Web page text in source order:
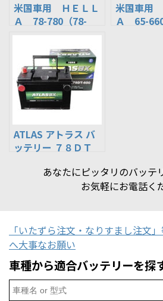
米国車用 ＨＥＬＬ
Ａ 78-780（78-
6MF、EX78、UPM-
78、78-7MF、78-
710、78-600互換）
バッテリー
米国車用
Ａ 65-
ATLAS アトラス バ
ッテリー ７８ＤＴ
あなたにピッタリのバッテ
お気軽にお電話く
「いたずら注文・なりすまし注文
へ大事なお願い
車種から適合バッテリーを探
Search
for: